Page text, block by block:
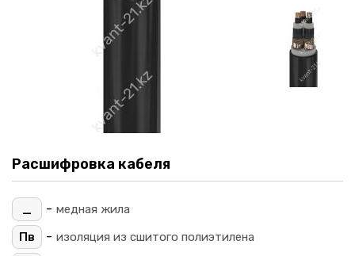
Расшифровка кабеля
_ - медная жила
Пв
- изоляция из сшитого полиэтилена